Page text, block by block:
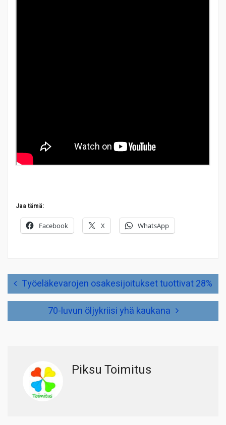
Jaa tämä:
Facebook X WhatsApp
Artikkelien
selausTyöeläkevarojen osakesijoitukset tuottivat 28%
70-luvun öljykriisi yhä kaukana
Piksu Toimitus